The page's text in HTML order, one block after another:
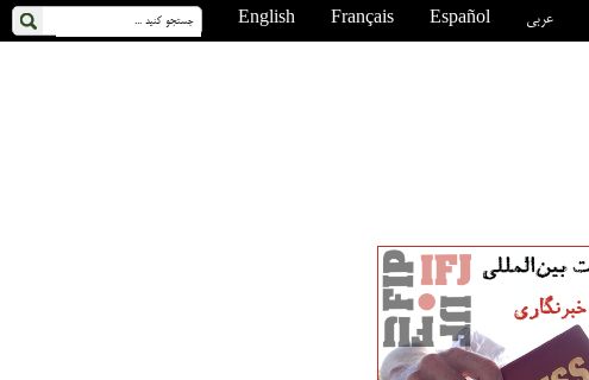
English Français Español عربی